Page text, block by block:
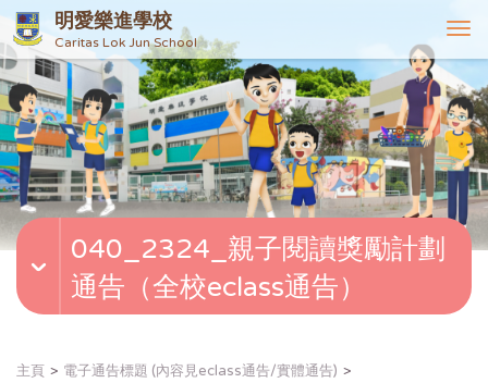
明愛樂進學校
Caritas Lok Jun School
T
o
g
g
l
e
n
v
040_2324_親子閱讀獎勵計劃
通告（全校eclass通告）
主頁
電子通告標題 (內容見eclass通告/實體通告)